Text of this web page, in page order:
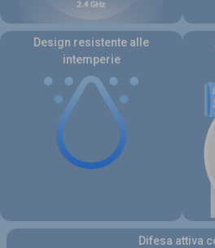
Design resistente alle
intemperie
Difesa attiva